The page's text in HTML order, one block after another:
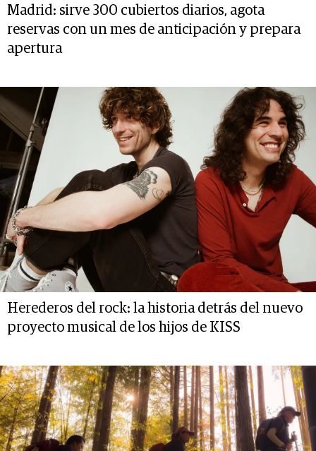
Madrid: sirve 300 cubiertos diarios, agota
reservas con un mes de anticipación y prepara
apertura
Herederos del rock: la historia detrás del nuevo
proyecto musical de los hijos de KISS